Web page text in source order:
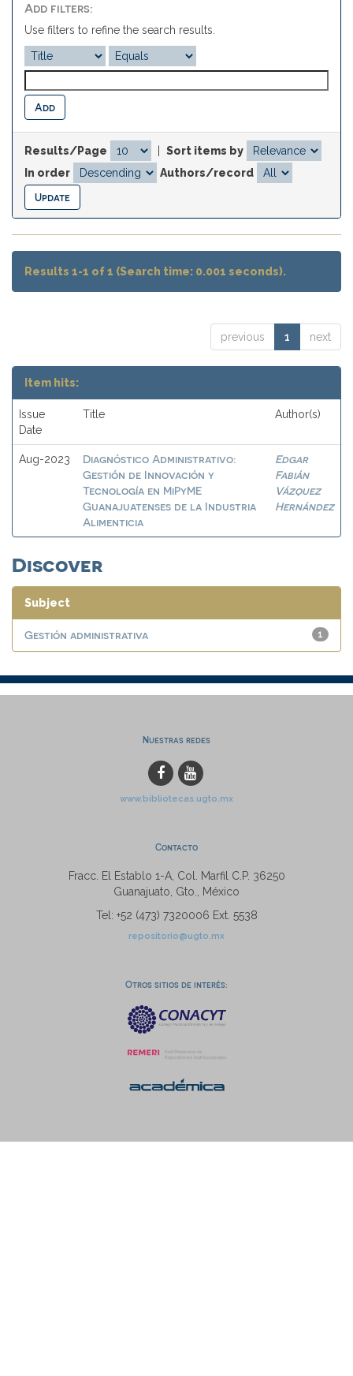
Add filters:
Use filters to refine the search results.
Results/Page
Sort items by
In order
Authors/record
Results 1-1 of 1 (Search time: 0.001 seconds).
previous 1 next
Item hits:
Issue
Date
Title Author(s)
Aug-2023
Diagnóstico Administrativo:
Gestión de Innovación y
Tecnología en MiPyME
Guanajuatenses de la Industria
Alimenticia
Edgar
Fabián
Vázquez
Hernández
Discover
Subject
1
Gestión administrativa
Nuestras redes
www.bibliotecas.ugto.mx
Contacto
Fracc. El Establo 1-A, Col. Marfil C.P. 36250
Guanajuato, Gto., México
Tel: +52 (473) 7320006 Ext. 5538
repositorio@ugto.mx
Otros sitios de interés: